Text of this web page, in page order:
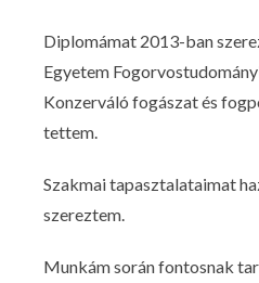
Diplomámat 2013-ban
Egyetem
Konzerváló fogászat és
tettem.
Szakmai tapasztalataimat
szereztem.
Munkám során fontosnak